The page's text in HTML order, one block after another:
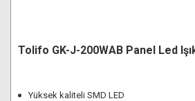
Tolifo GK-J-200WAB Panel Led
Yüksek kaliteli SMD LED